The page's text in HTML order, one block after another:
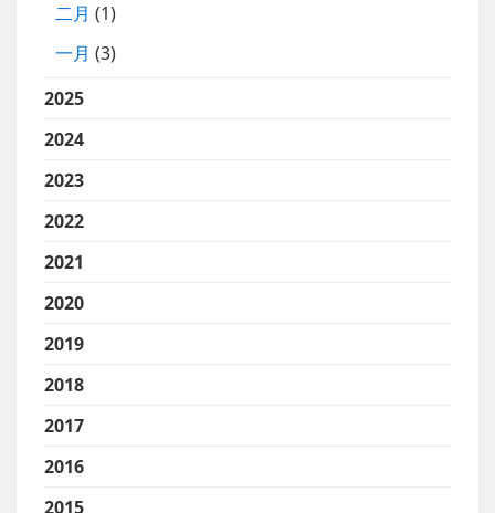
二月 (1)
一月 (3)
2025
2024
2023
2022
2021
2020
2019
2018
2017
2016
2015